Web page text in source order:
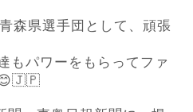
森県選手団として、頑張
もパワーをもらってファ
😊🇯🇵